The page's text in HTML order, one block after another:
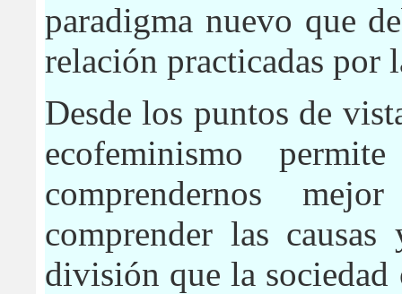
paradigma nuevo que
relación practicadas por
Desde los puntos de
ecofeminismo
comprendernos
comprender las
división que la sociedad